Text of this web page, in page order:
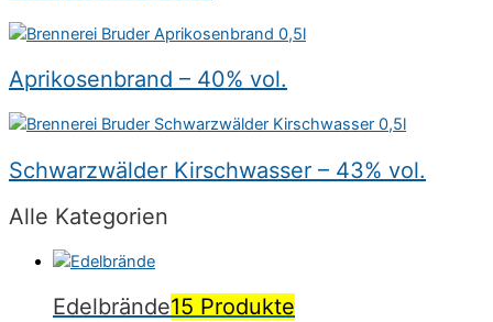
Aprikosenbrand – 40% vol.
Schwarzwälder Kirschwasser – 43% vol.
Alle Kategorien
Edelbrände15 Produkte